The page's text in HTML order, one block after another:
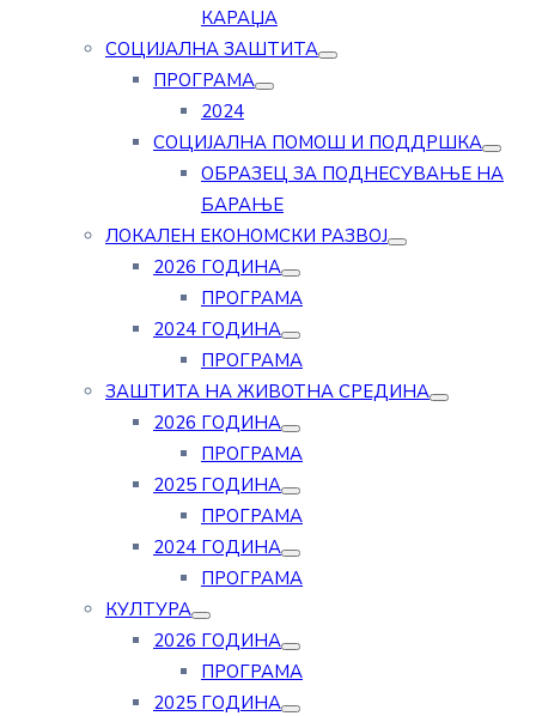
КАРАЏА
СОЦИЈАЛНА ЗАШТИТА
ПРОГРАМА
2024
СОЦИЈАЛНА ПОМОШ И ПОДДРШКА
ОБРАЗЕЦ ЗА ПОДНЕСУВАЊЕ НА
БАРАЊЕ
ЛОКАЛЕН ЕКОНОМСКИ РАЗВОЈ
2026 ГОДИНА
ПРОГРАМА
2024 ГОДИНА
ПРОГРАМА
ЗАШТИТА НА ЖИВОТНА СРЕДИНА
2026 ГОДИНА
ПРОГРАМА
2025 ГОДИНА
ПРОГРАМА
2024 ГОДИНА
ПРОГРАМА
КУЛТУРА
2026 ГОДИНА
ПРОГРАМА
2025 ГОДИНА